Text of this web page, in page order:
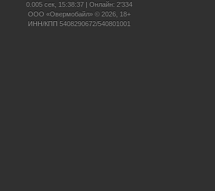
0.005 сек, 15:38:37 | Онлайн: 2'334
ООО «Овермобайл» © 2026, 18+
ИНН/КПП 5408290672/540801001